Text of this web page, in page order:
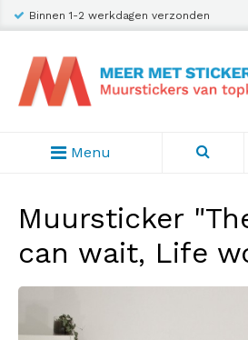
Binnen 1-2 werkdagen verzonden
Menu
Muursticker
can wait, Life